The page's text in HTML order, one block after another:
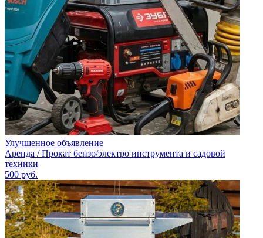
Улучшенное объявление
Аренда / Прокат бензо/электро инструмента и садовой
техники
500 руб.